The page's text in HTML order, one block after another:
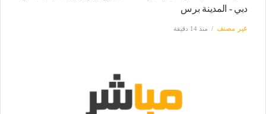
دبي - المدينة برس
غير مصنف منذ 14 دقيقة